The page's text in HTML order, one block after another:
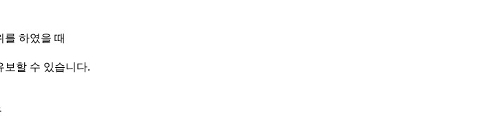
하였을 때
보할 수 있습니다.